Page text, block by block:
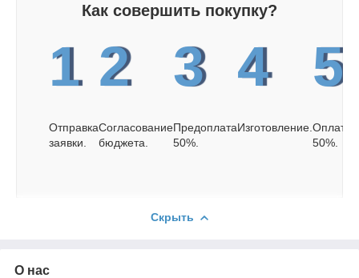
Как совершить покупку?
1
Отправка
заявки.
2
Согласование
бюджета.
3
Предоплата
50%.
4
Изготовление.
5
Оплата
50%.
Скрыть
О нас